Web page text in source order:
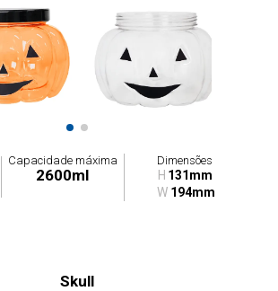
Capacidade máxima
2600ml
Dimensões
H 131mm
W 194mm
Skull